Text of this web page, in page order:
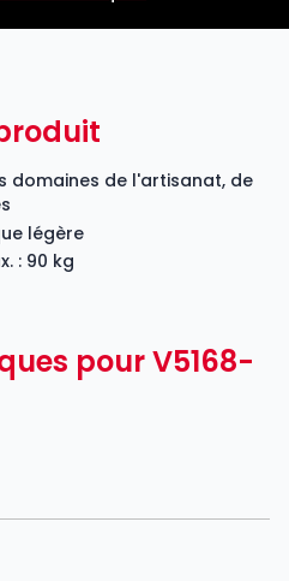
domaines de l'artisanat, de
légère
: 90 kg
pour V5168-